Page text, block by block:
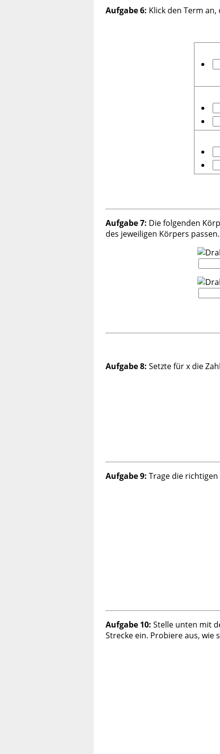
Aufgabe 6: Klick den Term
Aufgabe 7: Die folgenden
des jeweiligen Körpers passen.
Aufgabe 8: Setzte für x die
Aufgabe 9: Trage die
Aufgabe 10: Stelle unten mit
Strecke ein. Probiere aus, wie